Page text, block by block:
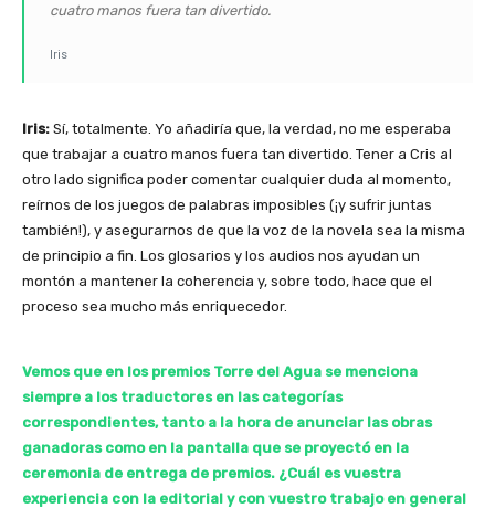
cuatro manos fuera tan divertido.
Iris
Iris: Sí, totalmente. Yo añadiría que, la verdad, no me esperaba
que trabajar a cuatro manos fuera tan divertido. Tener a Cris al
otro lado significa poder comentar cualquier duda al momento,
reírnos de los juegos de palabras imposibles (¡y sufrir juntas
también!), y asegurarnos de que la voz de la novela sea la misma
de principio a fin. Los glosarios y los audios nos ayudan un
montón a mantener la coherencia y, sobre todo, hace que el
proceso sea mucho más enriquecedor.
Vemos que en los premios Torre del Agua se menciona
siempre a los traductores en las categorías
correspondientes, tanto a la hora de anunciar las obras
ganadoras como en la pantalla que se proyectó en la
ceremonia de entrega de premios. ¿Cuál es vuestra
experiencia con la editorial y con vuestro trabajo en general